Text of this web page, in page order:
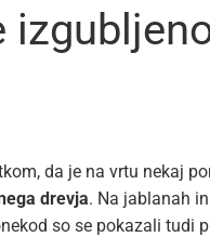
da je na vrtu nekaj
drevja. Na jablanah
so se pokazali tudi